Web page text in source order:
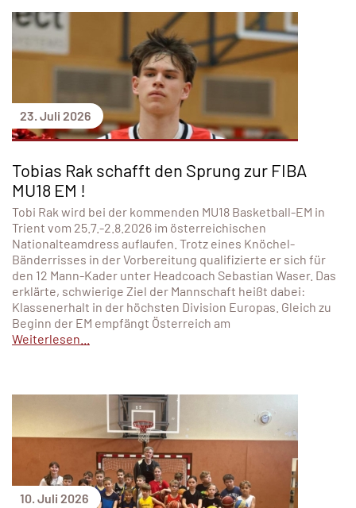
23. Juli 2026
Tobias Rak schafft den Sprung zur FIBA
MU18 EM !
Tobi Rak wird bei der kommenden MU18 Basketball-EM in
Trient vom 25.7.-2.8.2026 im österreichischen
Nationalteamdress auflaufen. Trotz eines Knöchel-
Bänderrisses in der Vorbereitung qualifizierte er sich für
den 12 Mann-Kader unter Headcoach Sebastian Waser. Das
erklärte, schwierige Ziel der Mannschaft heißt dabei:
Klassenerhalt in der höchsten Division Europas. Gleich zu
Beginn der EM empfängt Österreich am
Weiterlesen...
10. Juli 2026